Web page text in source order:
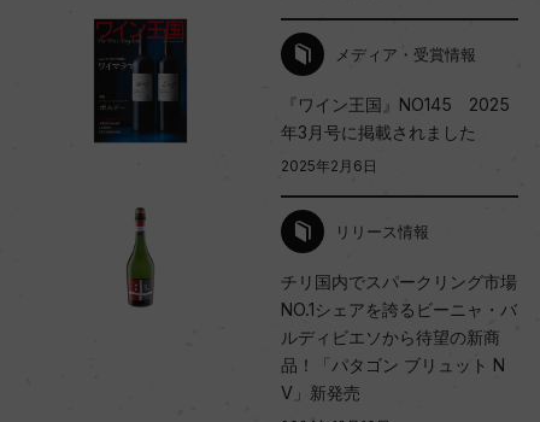
メディア・受賞情報
『ワイン王国』NO145 2025
年3月号に掲載されました
2025年2月6日
リリース情報
チリ国内でスパークリング市場
NO.1シェアを誇るビーニャ・バ
ルディビエソから待望の新商
品！「パタゴン ブリュット N
V」新発売